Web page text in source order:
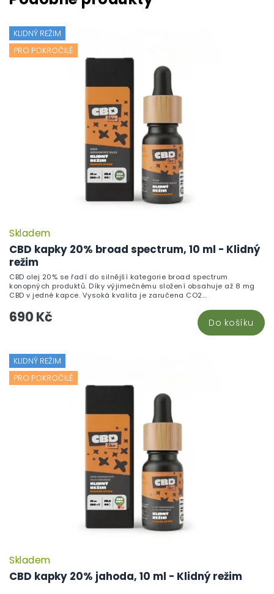
KLIDNÝ REŽIM
PRO POKROČILÉ
CBD kapky 20% broad spectrum, 10 ml - Klidný
režim
Skladem
690 Kč Do košíku
CBD olej 20% se řadí do silnější kategorie broad spectrum
konopných produktů. Díky výjimečnému složení obsahuje až 8 mg
CBD v jedné kapce. Vysoká kvalita je zaručena CO2...
KLIDNÝ REŽIM
PRO POKROČILÉ
CBD kapky 20% jahoda, 10 ml - Klidný režim
Skladem